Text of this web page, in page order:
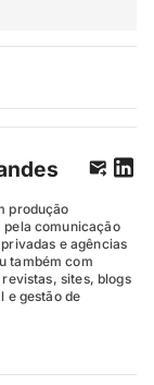
produção
pela comunicação
e agências
também com
sites, blogs
e gestão de